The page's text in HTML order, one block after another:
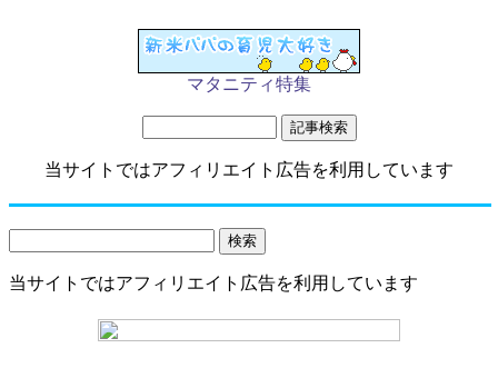
マタニティ特集
当サイトではアフィリエイト広告を利用しています
当サイトではアフィリエイト広告を利用しています